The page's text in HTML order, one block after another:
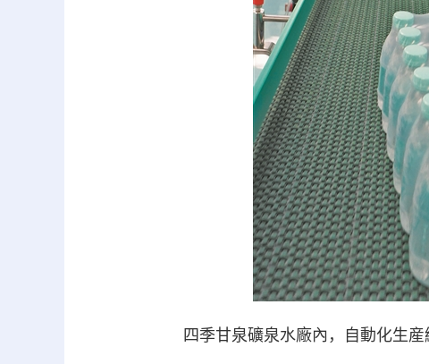
四季甘泉礦泉水廠內，自動化生